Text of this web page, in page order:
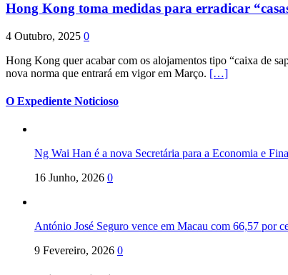
Hong Kong toma medidas para erradicar
4 Outubro, 2025 0
Hong Kong quer acabar com os alojamentos tipo “caixa de
nova norma que entrará em vigor em Março. […]
O Expediente Noticioso
Ng Wai Han é a nova Secretária para a Economia e
16 Junho, 2026 0
António José Seguro vence em Macau com 66,57 por
9 Fevereiro, 2026 0